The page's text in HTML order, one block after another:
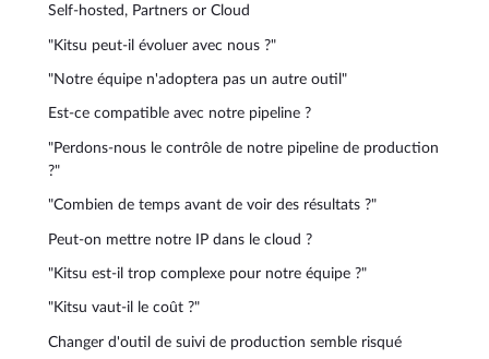
Self-hosted, Partners or Cloud
"Kitsu peut-il évoluer avec nous ?"
"Notre équipe n'adoptera pas un autre outil"
Est-ce compatible avec notre pipeline ?
"Perdons-nous le contrôle de notre pipeline de production
?"
"Combien de temps avant de voir des résultats ?"
Peut-on mettre notre IP dans le cloud ?
"Kitsu est-il trop complexe pour notre équipe ?"
"Kitsu vaut-il le coût ?"
Changer d'outil de suivi de production semble risqué